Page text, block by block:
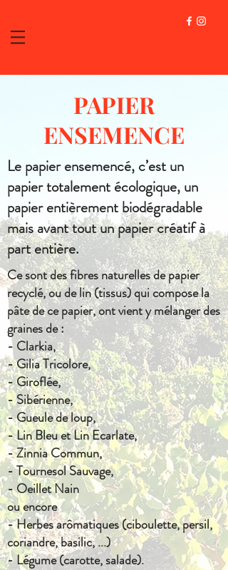
PAPIER
ENSEMENCE
Le papier ensemencé, c’est un
papier totalement écologique, un
papier entièrement biodégradable
mais avant tout un papier créatif à
part entière.
Ce sont des fibres naturelles de papier
recyclé, ou de lin (tissus) qui compose la
pâte de ce papier, ont vient y mélanger des
graines de :
- Clarkia,
- Gilia Tricolore,
- Giroflée,
- Sibérienne,
- Gueule de loup,
- Lin Bleu et Lin Ecarlate,
- Zinnia Commun,
- Tournesol Sauvage,
- Oeillet Nain
ou encore
- Herbes arômatiques (ciboulette, persil,
coriandre, basilic, ...)
- Légume (carotte, salade).